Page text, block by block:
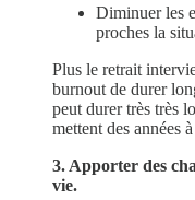
Diminuer les
proches la
Plus le retrait
burnout de durer
peut durer très très
mettent des années
3. Apporter des
vie.